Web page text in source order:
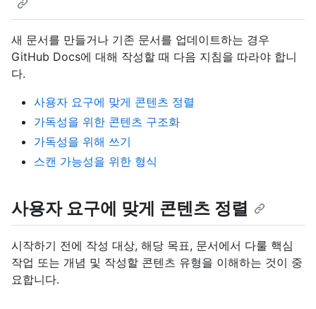
새 문서를 만들거나 기존 문서를 업데이트하는 경우
GitHub Docs에 대해 작성할 때 다음 지침을 따라야 합니
다.
사용자 요구에 맞게 콘텐츠 정렬
가독성을 위한 콘텐츠 구조화
가독성을 위해 쓰기
스캔 가능성을 위한 형식
사용자 요구에 맞게 콘텐츠 정렬
시작하기 전에 작성 대상, 해당 목표, 문서에서 다룰 핵심
작업 또는 개념 및 작성할 콘텐츠 유형을 이해하는 것이 중
요합니다.